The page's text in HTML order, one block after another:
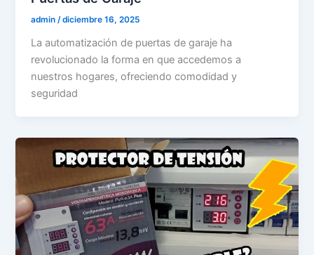
admin /diciembre 16, 2025
La automatización de puertas de garaje ha
revolucionado la forma en que accedemos a
nuestros hogares, ofreciendo comodidad y
seguridad